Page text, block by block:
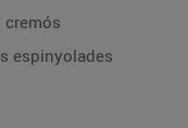
cremós
espinyolades